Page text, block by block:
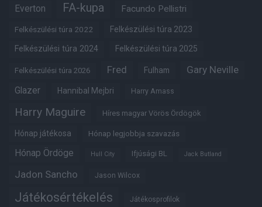
Everton FA-kupa Facundo Pellistri
Felkészülési túra 2022 Felkészülési túra 2023
Felkészülési túra 2024 Felkészülési túra 2025
Felkészülési túra 2026 Fred Fulham Gary Neville
Glazer Hannibal Mejbri Harry Amass
Harry Maguire Híres magyar Vörös Ördögök
Hónap játékosa Hónap legjobbja szavazás
Hónap Ördöge Hull City Ifjúsági BL Jack Butland
Jadon Sancho Jason Wilcox
Játékosértékelés Játékosprofilok